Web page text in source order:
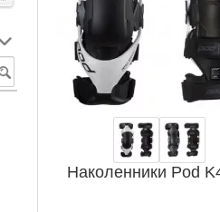
Наколенники Pod